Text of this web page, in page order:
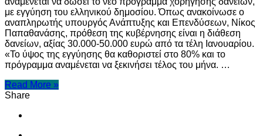
της
ρευστότητας
για
μικρομεσαίες
επιχειρήσεις
με εγγύηση του ελληνικού δημοσίου. Όπως ανακοίνωσε ο
αναπληρωτής υπουργός Ανάπτυξης και Επενδύσεων, Νίκος
Παπαθανάσης, πρόθεση της κυβέρνησης είναι η διάθεση
δανείων, αξίας 30.000-50.000 ευρώ από τα τέλη Ιανουαρίου.
«Το ύψος της εγγύησης θα καθοριστεί στο 80% και το
πρόγραμμα αναμένεται να ξεκινήσει τέλος του μήνα. …
Read More »
Share